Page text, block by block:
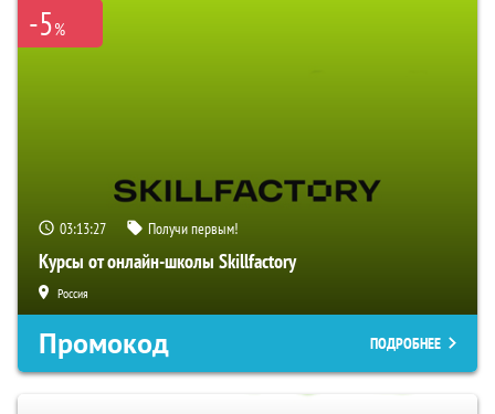
-5%
03:13:26 Получи первым!
Курсы от онлайн-школы Skillfactory
Россия
Промокод ПОДРОБНЕЕ